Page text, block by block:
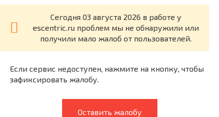
Cегодня 03 августа 2026 в работе у
escentric.ru проблем мы не обнаружили или
получили мало жалоб от пользователей.
Если сервис недоступен, нажмите на кнопку, чтобы
зафиксировать жалобу.
Оставить жалобу